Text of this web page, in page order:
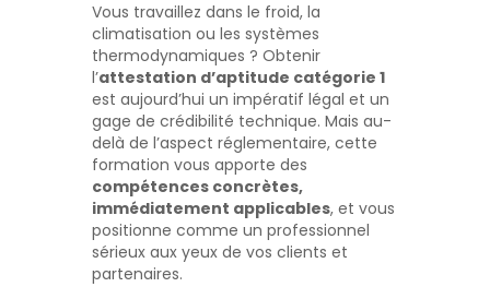
Vous travaillez dans le froid, la
climatisation ou les systèmes
thermodynamiques ? Obtenir
l’attestation d’aptitude catégorie 1
est aujourd’hui un impératif légal et un
gage de crédibilité technique. Mais au-
delà de l’aspect réglementaire, cette
formation vous apporte des
compétences concrètes,
immédiatement applicables, et vous
positionne comme un professionnel
sérieux aux yeux de vos clients et
partenaires.